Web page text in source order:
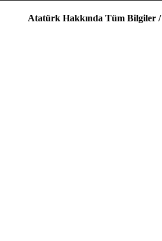
Atatürk Hakkında Tüm Bilgiler /